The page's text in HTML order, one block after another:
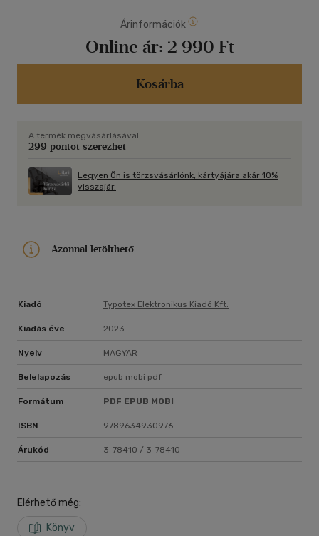
kereszttüzében áll, nemcsak vallási és filozófiai tartalma
miatt, de azért is, mert korának kulturális válságára is
magyarázatot kíván adni. A mű tehát visszanyúlik Buber
egész korábbi munkásságára, és előremutat a magyar olvasó
számára már ismert Istenfogyatkozásra. A szöveg
Árinformációk
Online ár: 2 990 Ft
Kosárba
A termék megvásárlásával
299 pontot szerezhet
Legyen Ön is törzsvásárlónk, kártyájára akár 10%
visszajár.
Azonnal letölthető
Kiadó Typotex Elektronikus Kiadó Kft.
Kiadás éve 2023
Nyelv MAGYAR
Belelapozás epub mobi pdf
Formátum PDF EPUB MOBI
ISBN 9789634930976
Árukód 3-78410 / 3-78410
Elérhető még:
Könyv